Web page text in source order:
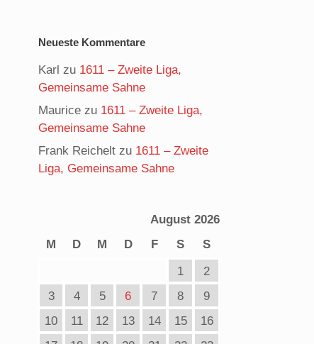
Neueste Kommentare
Karl zu 1611 – Zweite Liga,
Gemeinsame Sahne
Maurice zu 1611 – Zweite Liga,
Gemeinsame Sahne
Frank Reichelt zu 1611 – Zweite
Liga, Gemeinsame Sahne
August 2026
M
D M D F S
S
1
2
3
4 5 6 7 8
9
10
11 12 13 14 15
16